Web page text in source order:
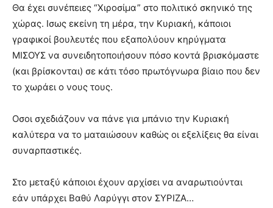
Θα έχει συνέπειες “Χιροσίμα” στο πολιτικό σκηνικό της
χώρας. Ισως εκείνη τη μέρα, την Κυριακή, κάποιοι
γραφικοί βουλευτές που εξαπολύουν κηρύγματα
ΜΙΣΟΥΣ να συνειδητοποιήσουν πόσο κοντά βρισκόμαστε
(και βρίσκονται) σε κάτι τόσο πρωτόγνωρα βίαιο που δεν
το χωράει ο νους τους.
Οσοι σχεδιάζουν να πάνε για μπάνιο την Κυριακή
καλύτερα να το ματαιώσουν καθώς οι εξελίξεις θα είναι
συναρπαστικές.
Στο μεταξύ κάποιοι έχουν αρχίσει να αναρωτιούνται
εάν υπάρχει Βαθύ Λαρύγγι στον ΣΥΡΙΖΑ…